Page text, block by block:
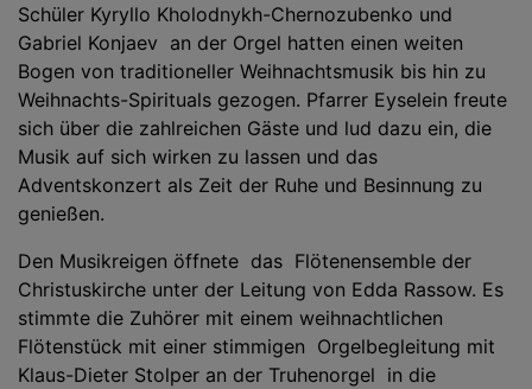
Schüler Kyryllo Kholodnykh-Chernozubenko und
Gabriel Konjaev an der Orgel hatten einen weiten
Bogen von traditioneller Weihnachtsmusik bis hin zu
Weihnachts-Spirituals gezogen. Pfarrer Eyselein freute
sich über die zahlreichen Gäste und lud dazu ein, die
Musik auf sich wirken zu lassen und das
Adventskonzert als Zeit der Ruhe und Besinnung zu
genießen.
Den Musikreigen öffnete das Flötenensemble der
Christuskirche unter der Leitung von Edda Rassow. Es
stimmte die Zuhörer mit einem weihnachtlichen
Flötenstück mit einer stimmigen Orgelbegleitung mit
Klaus-Dieter Stolper an der Truhenorgel in die